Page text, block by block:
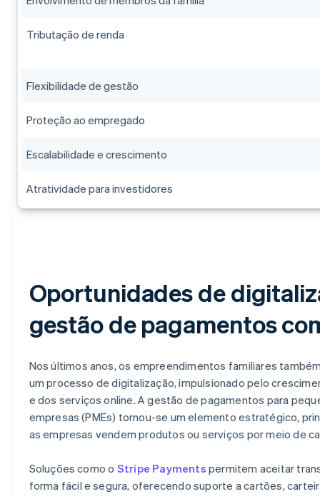
Tributação de renda
Flexibilidade de gestão
Proteção ao empregado
Escalabilidade e crescimento
Atratividade para investidores
Oportunidades de
gestão de pagamentos
Nos últimos anos, os empreendimentos familiares
um processo de digitalização, impulsionado pelo
e dos serviços online. A gestão de pagamentos para
empresas (PMEs) tornou-se um elemento estratégico,
as empresas vendem produtos ou serviços por meio de
Soluções como o Stripe Payments permitem aceitar
forma fácil e segura, oferecendo suporte a cartões,